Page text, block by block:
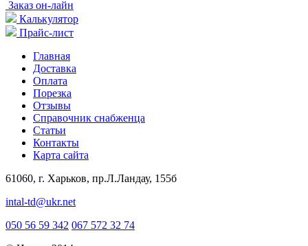
Заказ он-лайн
Калькулятор
Прайс-лист
Главная
Доставка
Оплата
Порезка
Отзывы
Справочник снабженца
Статьи
Контакты
Карта сайта
61060, г. Харьков, пр.Л.Ландау, 155б
intal-td@ukr.net
050 56 59 342 067 572 32 74